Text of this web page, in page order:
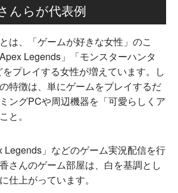
んらが代表例
は、「ゲームが好きな女性」のこ
Legends」「モンスターハンタ
プレイする女性が増えています。し
特徴は、単にゲームをプレイするだ
ングPCや周辺機器を「可愛らしくア
と。
Legends」などのゲーム実況配信を行
さんのゲーム部屋は、白を基調とし
仕上がっています。